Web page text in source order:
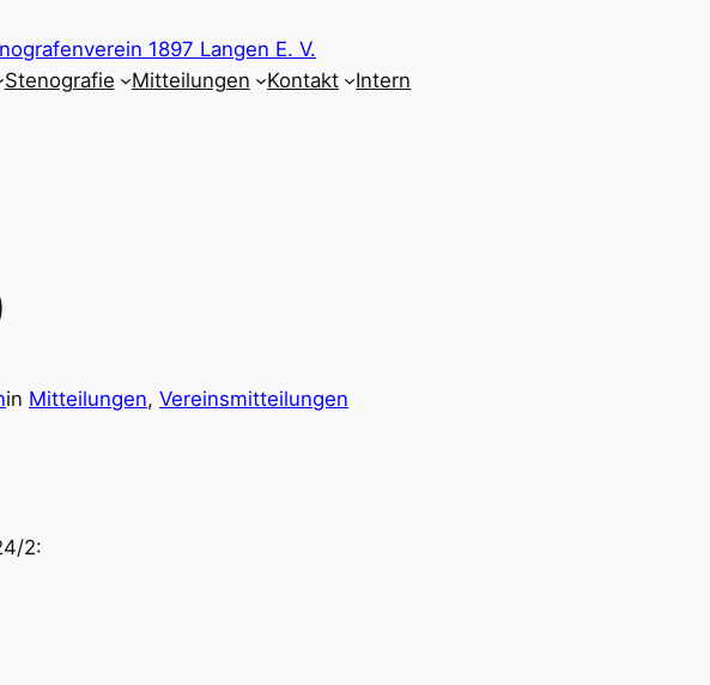
1897 Langen E. V.
Stenografie Mitteilungen Kontakt Intern
in Mitteilungen, Vereinsmitteilungen
2: